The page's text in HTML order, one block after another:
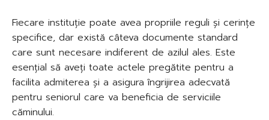
Fiecare instituție poate avea propriile reguli și cerințe
specifice, dar există câteva documente standard
care sunt necesare indiferent de azilul ales. Este
esențial să aveți toate actele pregătite pentru a
facilita admiterea și a asigura îngrijirea adecvată
pentru seniorul care va beneficia de serviciile
căminului.